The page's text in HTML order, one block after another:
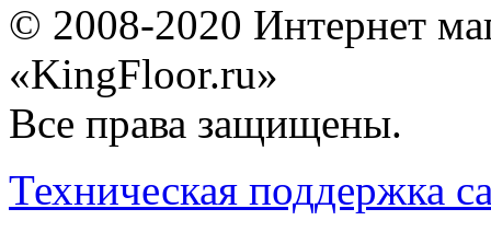
© 2008-2020 Интернет
«KingFloor.ru»
Все права защищены.
Техническая поддержка